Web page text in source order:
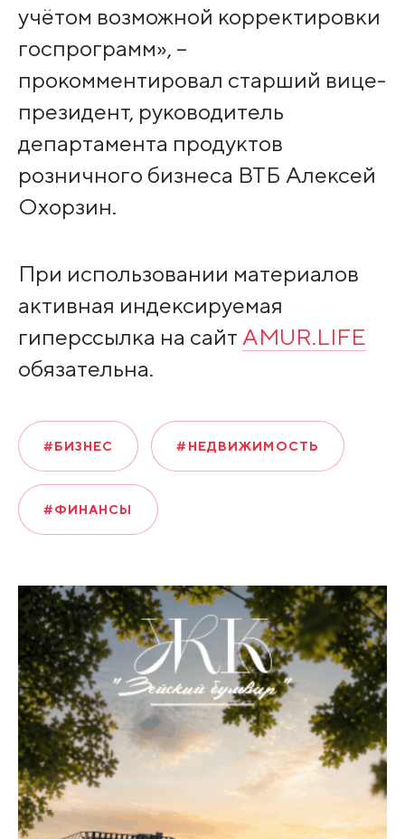
учётом возможной корректировки
госпрограмм», –
прокомментировал старший вице-
президент, руководитель
департамента продуктов
розничного бизнеса ВТБ Алексей
Охорзин.
При использовании материалов
активная индексируемая
гиперссылка на сайт AMUR.LIFE
обязательна.
#БИЗНЕС #НЕДВИЖИМОСТЬ
#ФИНАНСЫ